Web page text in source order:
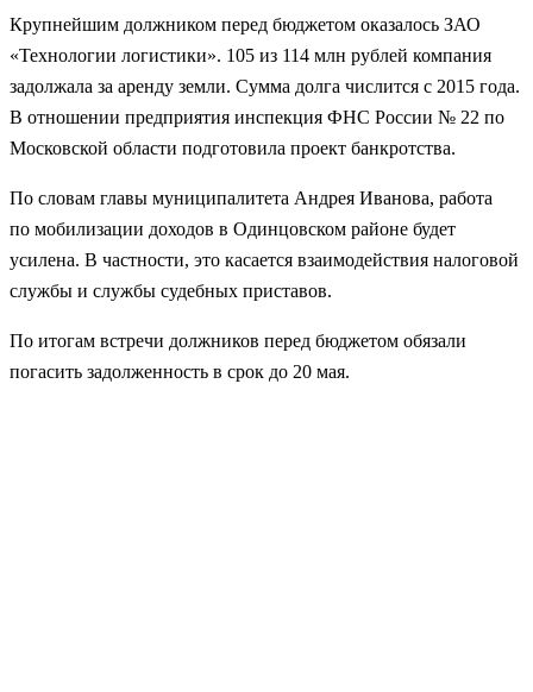
Крупнейшим должником перед бюджетом оказалось ЗАО
«Технологии логистики». 105 из 114 млн рублей компания
задолжала за аренду земли. Сумма долга числится с 2015 года.
В отношении предприятия инспекция ФНС России № 22 по
Московской области подготовила проект банкротства.
По словам главы муниципалитета Андрея Иванова, работа
по мобилизации доходов в Одинцовском районе будет
усилена. В частности, это касается взаимодействия налоговой
службы и службы судебных приставов.
По итогам встречи должников перед бюджетом обязали
погасить задолженность в срок до 20 мая.